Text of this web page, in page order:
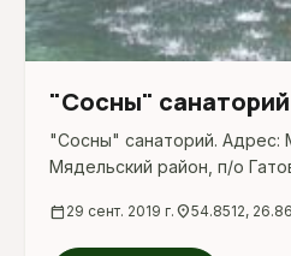
"Сосны" санаторий
"Сосны" санаторий. Адрес:
Мядельский район, п/о
calendar_today 29 сент. 2019 г. location_on54.8512,